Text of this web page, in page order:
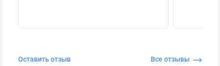
Оставить отзыв Все отзывы